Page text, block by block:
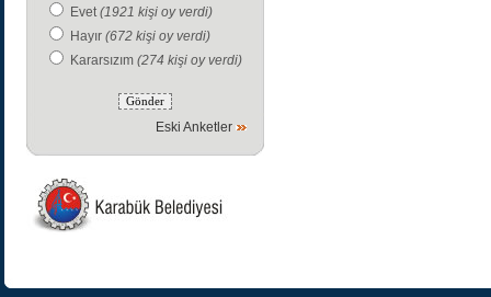
Evet(1921 kişi oy verdi)
Hayır (672 kişi oy verdi)
Kararsızım (274 kişi oy verdi)
Eski Anketler